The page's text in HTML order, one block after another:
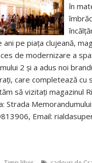
în
ani pe piața clujeană,
de modernizare a
2 și a adus noi
care completează cu
să vizitați magazinul
Strada
Email: